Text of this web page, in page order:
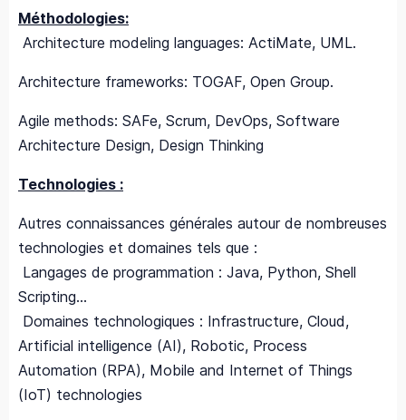
Méthodologies:
Architecture modeling languages: ActiMate, UML.
Architecture frameworks: TOGAF, Open Group.
Agile methods: SAFe, Scrum, DevOps, Software
Architecture Design, Design Thinking
Technologies :
Autres connaissances générales autour de nombreuses
technologies et domaines tels que :
Langages de programmation : Java, Python, Shell
Scripting…
Domaines technologiques : Infrastructure, Cloud,
Artificial intelligence (AI), Robotic, Process
Automation (RPA), Mobile and Internet of Things
(IoT) technologies